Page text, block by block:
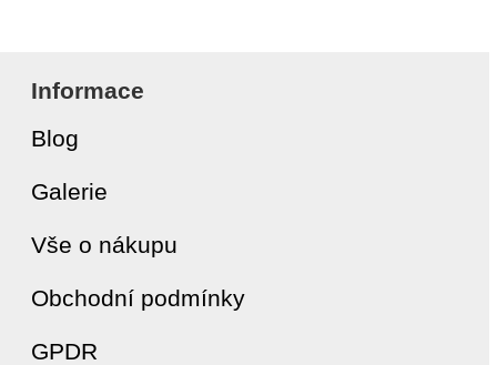
Informace
Blog
Galerie
Vše o nákupu
Obchodní podmínky
GPDR